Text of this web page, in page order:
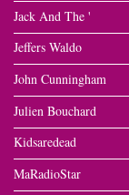
Jack And The '
Jeffers Waldo
John Cunningham
Julien Bouchard
Kidsaredead
MaRadioStar